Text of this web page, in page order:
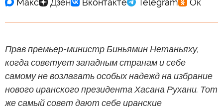
Прав премьер-министр Биньямин Нетаньяху,
когда советует западным странам и себе
самому не возлагать особых надежд на избрание
нового иранского президента Хасана Рухани. Тот
же самый совет дают себе иранские